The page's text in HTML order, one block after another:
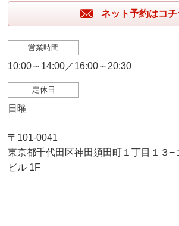
ネット予約はコチ
営業時間
10:00～14:00／16:00～20:30
定休日
日曜
〒101-0041
東京都千代田区神田須田町１丁目１３−
ビル 1F